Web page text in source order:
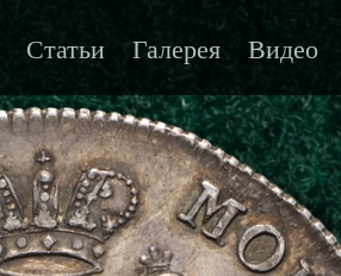
Статьи Галерея Видео